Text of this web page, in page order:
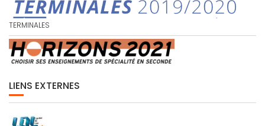
TERMINALES
LIENS EXTERNES